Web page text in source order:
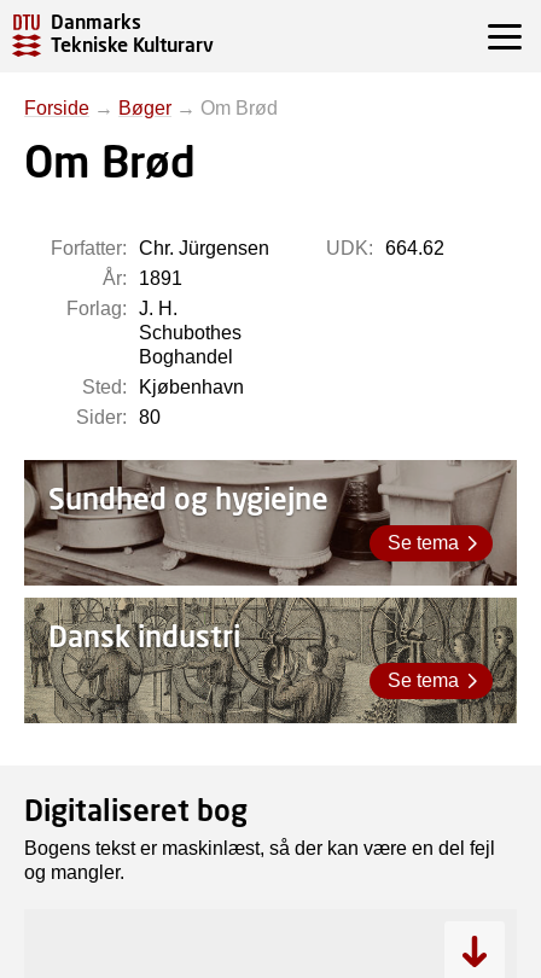
Danmarks
Tekniske Kulturarv
Forside → Bøger → Om Brød
Om Brød
Forfatter:
Chr. Jürgensen
År:
1891
Forlag:
J. H.
Schubothes
Boghandel
Sted:
Kjøbenhavn
Sider:
80
UDK: 664.62
Sundhed og hygiejne
Se tema
Dansk industri
Se tema
Digitaliseret bog
Bogens tekst er maskinlæst, så der kan være en del fejl
og mangler.